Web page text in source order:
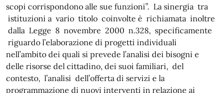
scopi corrispondono alle sue funzioni”. La sinergia tra
istituzioni a vario titolo coinvolte è richiamata inoltre
dalla Legge 8 novembre 2000 n.328, specificamente
riguardo l’elaborazione di progetti individuali
nell’ambito dei quali si prevede l’analisi dei bisogni e
delle risorse del cittadino, dei suoi familiari, del
contesto, l’analisi dell’offerta di servizi e la
programmazione di nuovi interventi in relazione ai